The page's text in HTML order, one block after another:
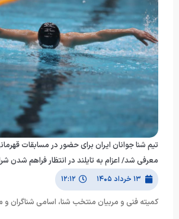
تیم شنا جوانان ایران برای حضور در مسابقات
معرفی شد/ اعزام به تایلند در انتظار فراهم شدن
۱۳ خرداد ۱۴۰۵ ۱۲:۱۲
کمیته فنی و مربیان منتخب شنا، اسامی شناگران و